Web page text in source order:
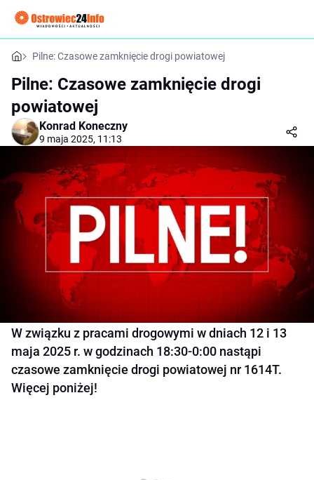
Pilne: Czasowe zamknięcie drogi powiatowej
Pilne: Czasowe zamknięcie drogi
powiatowej
Konrad Koneczny
9 maja 2025, 11:13
W związku z pracami drogowymi w dniach 12 i 13
maja 2025 r. w godzinach 18:30-0:00 nastąpi
czasowe zamknięcie drogi powiatowej nr 1614T.
Więcej poniżej!